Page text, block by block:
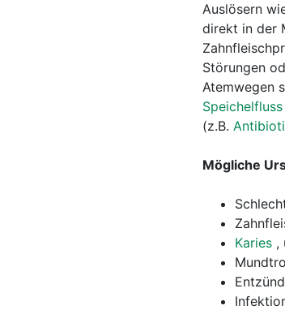
Auslösern
direkt in der
Störungen
Atemwegen
Speichelfluss
(z.B.
Mögliche
Karies ,